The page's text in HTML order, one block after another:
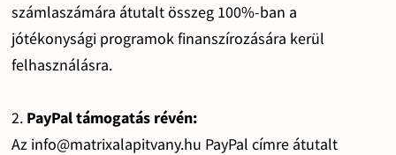
számlaszámára átutalt összeg 100%-ban a
jótékonysági programok finanszírozására kerül
felhasználásra.
2. PayPal támogatás révén:
Az info@matrixalapitvany.hu PayPal címre átutalt